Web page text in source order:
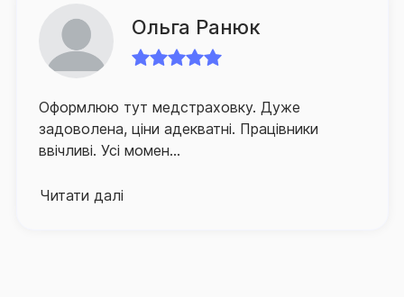
відшкодування.
Для забезпечення зручності клієнтів та їх
активно розвиває й партнерську мережу по всій
Україні, а контакт-центр компанії, що здійснює
інформаційно-консультаційну підтримку
Ольга Ранюк
Оформлюю тут медстраховку. Дуже
задоволена, ціни адекватні. Працівники
ввічливі. Усі момен...
Читати далі